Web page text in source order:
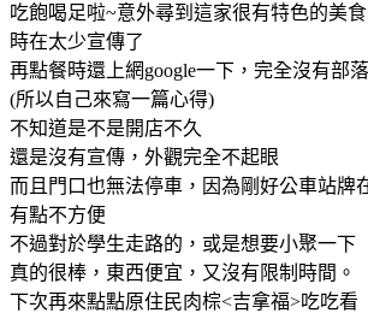
吃飽喝足啦~意外尋到這家很有特色的美食
時在太少宣傳了
再點餐時還上網google一下，完全沒有部
(所以自己來寫一篇心得)
不知道是不是開店不久
還是沒有宣傳，外觀完全不起眼
而且門口也無法停車，因為剛好公車站牌
有點不方便
不過對於學生走路的，或是想要小聚一下
真的很棒，東西便宜，又沒有限制時間。
下次再來點點原住民肉棕<吉拿福>吃吃看